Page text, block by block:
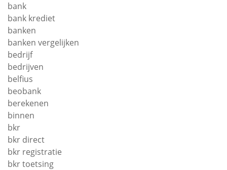
bank
bank krediet
banken
banken vergelijken
bedrijf
bedrijven
belfius
beobank
berekenen
binnen
bkr
bkr direct
bkr registratie
bkr toetsing